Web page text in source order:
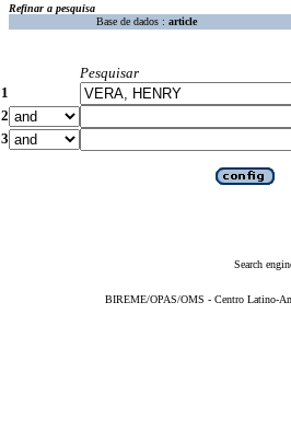
Refinar a pesquisa
Base de dados : article
Pesquisar
1
2
3
Search
BIREME/OPAS/OMS - Centro Latino-